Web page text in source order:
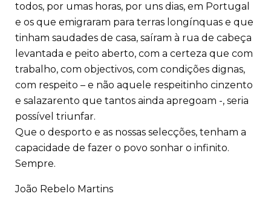
todos, por umas horas, por uns dias, em Portugal
e os que emigraram para terras longínquas e que
tinham saudades de casa, saíram à rua de cabeça
levantada e peito aberto, com a certeza que com
trabalho, com objectivos, com condições dignas,
com respeito – e não aquele respeitinho cinzento
e salazarento que tantos ainda apregoam -, seria
possível triunfar.
Que o desporto e as nossas selecções, tenham a
capacidade de fazer o povo sonhar o infinito.
Sempre.
João Rebelo Martins